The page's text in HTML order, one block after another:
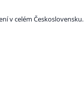
v celém Československu.